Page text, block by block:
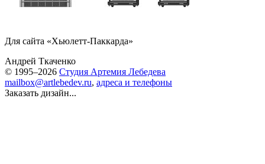
Для сайта «Хьюлетт-Паккарда»
Андрей Ткаченко
© 1995–2026 Студия Артемия Лебедева
mailbox@artlebedev.ru, адреса и телефоны
Заказать дизайн...